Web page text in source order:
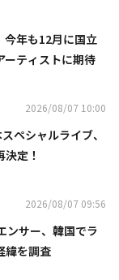
今年も12月に国立
ーティストに期待
2026/08/07 10:00
ペシャルライブ、
定！
2026/08/07 09:56
ンサー、韓国でラ
緯を調査